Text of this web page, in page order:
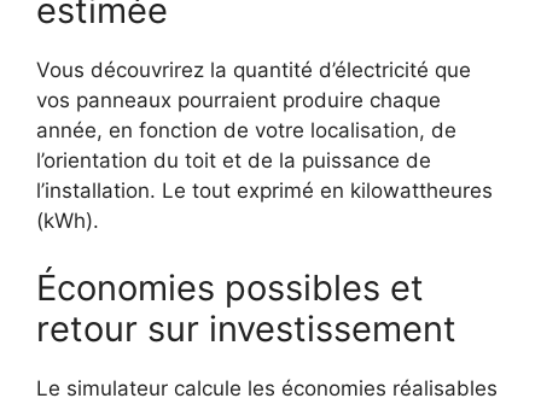
estimée
Vous découvrirez la quantité d’électricité que
vos panneaux pourraient produire chaque
année, en fonction de votre localisation, de
l’orientation du toit et de la puissance de
l’installation. Le tout exprimé en kilowattheures
(kWh).
Économies possibles et
retour sur investissement
Le simulateur calcule les économies réalisables